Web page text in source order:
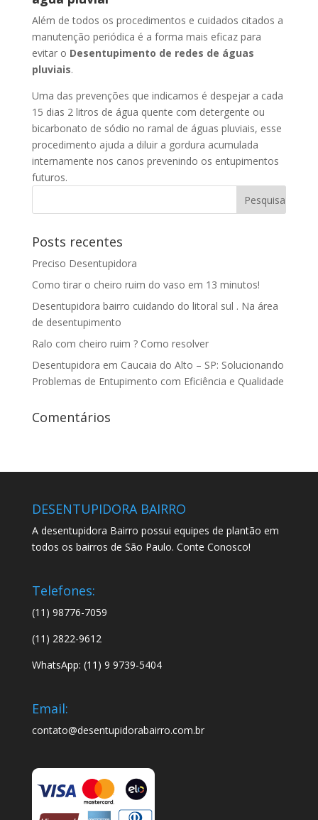
Além de todos os procedimentos e cuidados citados a
manutenção periódica é a forma mais eficaz para
evitar o Desentupimento de redes de águas
pluviais.
Uma das prevenções que indicamos é despejar a cada
15 dias 2 litros de água quente com detergente ou
bicarbonato de sódio no ramal de águas pluviais, esse
procedimento ajuda a diluir a gordura acumulada
internamente nos canos prevenindo os entupimentos
futuros.
Posts recentes
Preciso Desentupidora
Como tirar o cheiro ruim do vaso em 13 minutos!
Desentupidora bairro cuidando do litoral sul . Na área
de desentupimento
Ralo com cheiro ruim ? Como resolver
Desentupidora em Caucaia do Alto – SP: Solucionando
Problemas de Entupimento com Eficiência e Qualidade
Comentários
DESENTUPIDORA BAIRRO
A desentupidora Bairro possui equipes de plantão em
todos os bairros de São Paulo. Conte Conosco!
Telefones:
(11) 98776-7059
(11) 2822-9612
WhatsApp: (11) 9 9739-5404
Email:
contato@desentupidorabairro.com.br